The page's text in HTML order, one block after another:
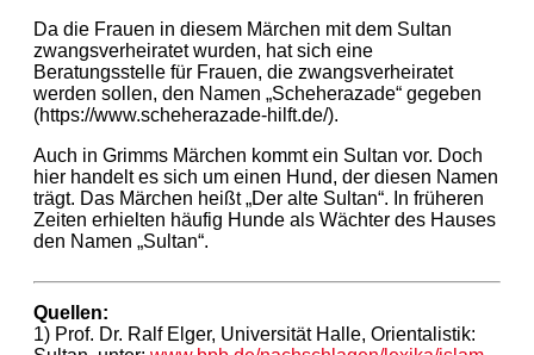
Da die Frauen in diesem Märchen mit dem Sultan
zwangsverheiratet wurden, hat sich eine
Beratungsstelle für Frauen, die zwangsverheiratet
werden sollen, den Namen „Scheherazade“ gegeben
(https://www.scheherazade-hilft.de/).
Auch in Grimms Märchen kommt ein Sultan vor. Doch
hier handelt es sich um einen Hund, der diesen Namen
trägt. Das Märchen heißt „Der alte Sultan“. In früheren
Zeiten erhielten häufig Hunde als Wächter des Hauses
den Namen „Sultan“.
Quellen:
1) Prof. Dr. Ralf Elger, Universität Halle, Orientalistik: